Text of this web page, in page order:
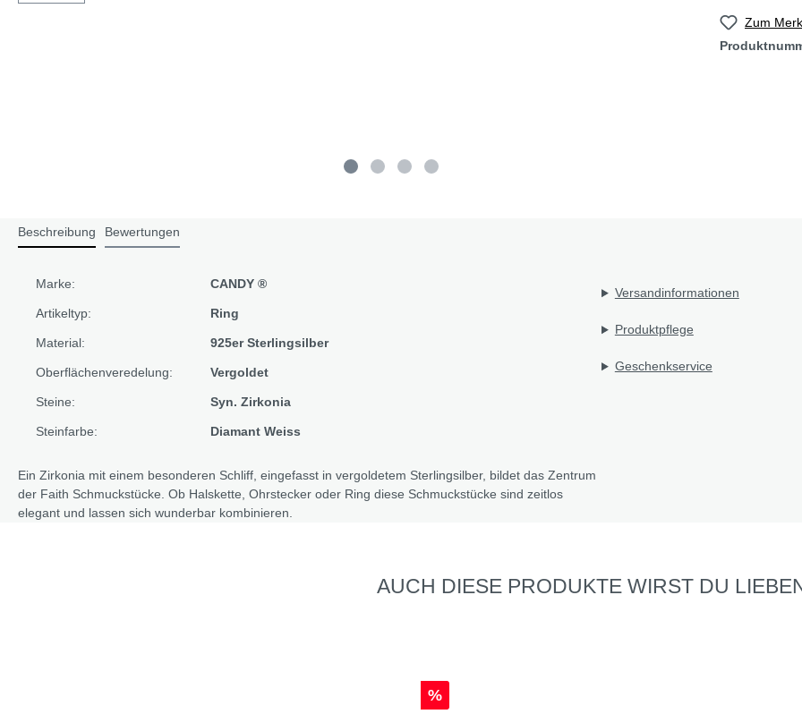
Zum
Beschreibung Bewertungen
Marke: CANDY ®
Artikeltyp: Ring
Material: 925er Sterlingsilber
Oberflächenveredelung: Vergoldet
Steine: Syn. Zirkonia
Steinfarbe: Diamant Weiss
Ein Zirkonia mit einem besonderen Schliff, eingefasst in vergoldetem Sterlingsilber, bildet das Zentrum
der Faith Schmuckstücke. Ob Halskette, Ohrstecker oder Ring diese Schmuckstücke sind zeitlos
elegant und lassen sich wunderbar kombinieren.
Versandinformationen
Produktpflege
Geschenkservice
AUCH DIESE PRODUKTE WIRST DU
%